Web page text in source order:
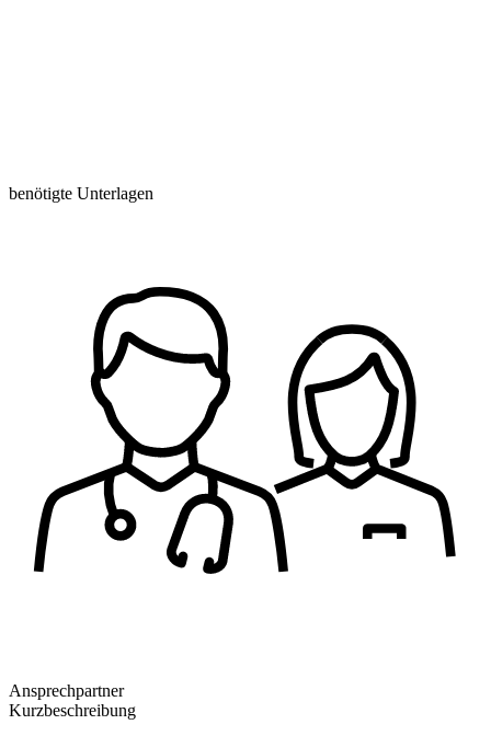
benötigte Unterlagen
Ansprechpartner
Kurzbeschreibung